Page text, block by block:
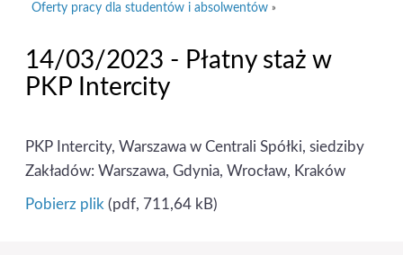
Oferty pracy dla studentów i absolwentów »
14/03/2023 - Płatny staż w
PKP Intercity
PKP Intercity, Warszawa w Centrali Spółki, siedziby
Zakładów: Warszawa, Gdynia, Wrocław, Kraków
Pobierz plik (pdf, 711,64 kB)